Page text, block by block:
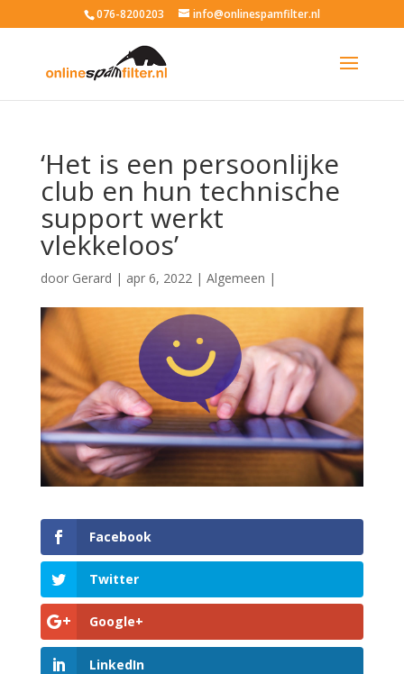
076-8200203 info@onlinespamfilter.nl
‘Het is een persoonlijke
club en hun technische
support werkt
vlekkeloos’
door Gerard | apr 6, 2022| Algemeen |
Facebook
Twitter
Google+
LinkedIn